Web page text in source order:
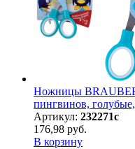
Ножницы
пингвинов,
Артикул: 232271с
176,98 руб.
В корзину